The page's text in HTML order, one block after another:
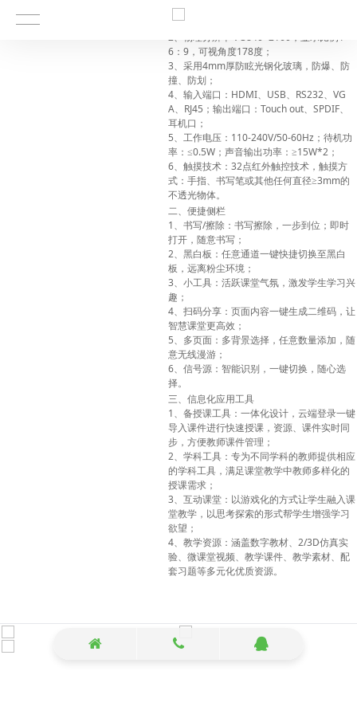
一、硬件参数
1、液晶屏屏体达到
2、物理分辨率： 3840*2160 ，显示比例 1
6 ： 9 ，可视角度178度；
3、采用4mm厚防眩光钢化玻璃，防爆、防
撞、防划；
4、输入端口： HDMI、 USB、 RS232、 VG
A、 RJ45 ；输出端口： Touch out、 SPDIF、
耳机口；
5、工作电压： 110-240V/50-60Hz ；待机功
率： ≤0.5W ；声音输出功率： ≥15W*2 ；
6、触摸技术： 32点红外触控技术，触摸方
式：手指、书写笔或其他任何直径≥3mm的
不透光物体。
二、便捷侧栏
1 、书写/擦除：书写擦除，一步到位；即时
打开，随意书写；
2、黑白板：任意通道一键快捷切换至黑白
板，远离粉尘环境；
3、小工具：活跃课堂气氛，激发学生学习兴
趣；
4、扫码分享：页面内容一键生成二维码，让
智慧课堂更高效；
5、多页面：多背景选择，任意数量添加，随
意无线漫游；
6、信号源：智能识别，一键切换，随心选
择。
三、信息化应用工具
1 、备授课工具：一体化设计，云端登录一键
导入课件进行快速授课，资源、课件实时同
步，方便教师课件管理；
2、学科工具：专为不同学科的教师提供相应
的学科工具，满足课堂教学中教师多样化的
授课需求；
3、互动课堂：以游戏化的方式让学生融入课
堂教学，以思考探索的形式帮学生增强学习
欲望；
4、教学资源：涵盖数字教材、 2/3D仿真实
验、微课堂视频、教学课件、教学素材、配
套习题等多元化优质资源。